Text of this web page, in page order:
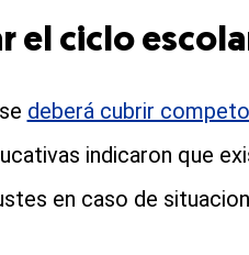
el ciclo
deberá cubrir
indicaron que
en caso de